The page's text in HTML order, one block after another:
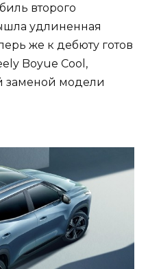
второго
удлиненная
же к дебюту готов
Boyue Cool,
заменой модели